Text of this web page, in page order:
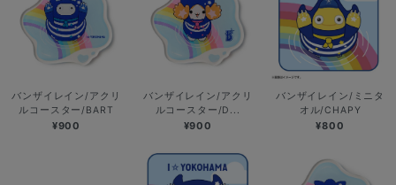
バンザイレイン/アクリ
ルコースター/BART
¥900
バンザイレイン/アクリ
ルコースター/D...
¥900
バンザイレイン/ミニタ
オル/CHAPY
¥800